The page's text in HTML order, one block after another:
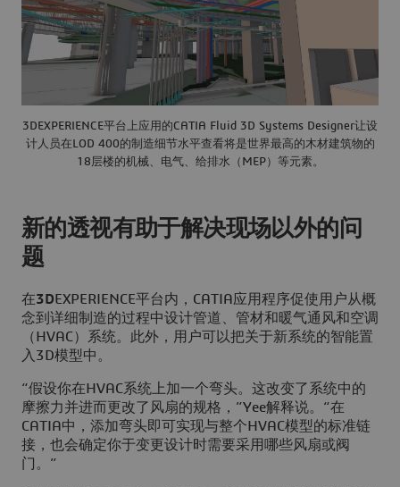
3DEXPERIENCE平台上应用的CATIA Fluid 3D Systems Designer让设
计人员在LOD 400的制造细节水平查看将是世界最高的木材建筑物的
18层楼的机械、电气、给排水（MEP）等元素。
新的透视有助于解决现场以外的问
题
在3DEXPERIENCE平台内，CATIA应用程序促使用户从概
念到详细制造的过程中设计管道、管材和暖气通风和空调
（HVAC）系统。此外，用户可以把关于新系统的智能置
入3D模型中。
“假设你在HVAC系统上加一个弯头。这改变了系统中的
摩擦力并进而更改了风扇的规格，”Yee解释说。“在
CATIA中，添加弯头即可实现与整个HVAC模型的标准链
接，也会确定你于变更设计时需要采用哪些风扇或阀
门。”